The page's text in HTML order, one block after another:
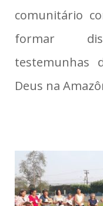
comunitário
formar
testemunhas
Deus na